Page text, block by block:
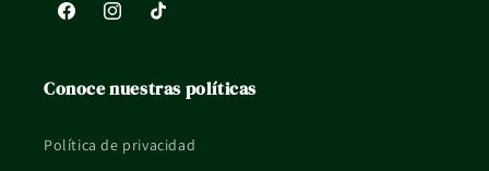
Si tienes una situación concreta, embarazo, lactancia, piel
FacebookInstagramTikTok
Conoce nuestras políticas
Política de privacidad